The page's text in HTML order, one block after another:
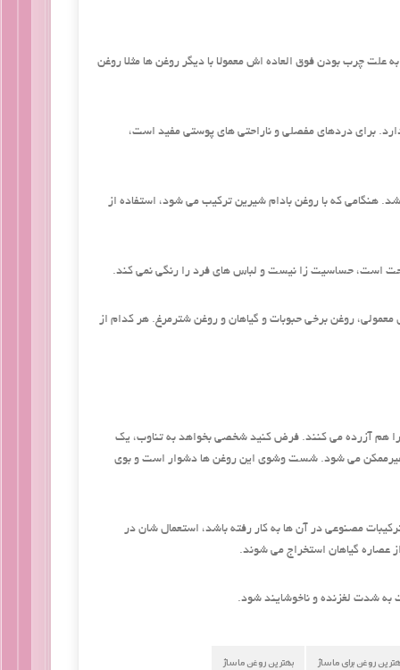
چرب بودن فوق ‌العاده ‌اش معمولا با دیگر روغن ‌ها مثلا روغن
برای درد‌های مفصلی و ناراحتی ‌های پوستی مفید است،
هنگامی که با روغن بادام شیرین ترکیب می ‌شود، استفاده‌ از
است، حساسیت‌ زا نیست و لباس ‌های فرد را رنگی نمی‌ کند.
روغن برخی حبوبات و گیاهان و روغن شترمرغ. هر کدام از
را هم آزرده می‌ کنند. فرض کنید شخصی بخواهد به تناوب، یک
غیرممکن می ‌شود. شست ‌وشوی این روغن‌ ها دشوار است و بوی
مصنوعی در آن ها به کار رفته باشد، استعمال‌ شان در
به شدت لغزنده و ناخوشایند ‌شود.
روغن برای ماساژ بهترین روغن ماساژ